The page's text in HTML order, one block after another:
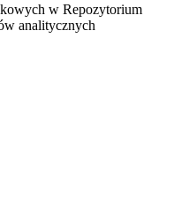
w Repozytorium
analitycznych